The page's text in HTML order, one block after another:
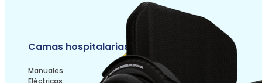
Camas hospitalarias
Manuales